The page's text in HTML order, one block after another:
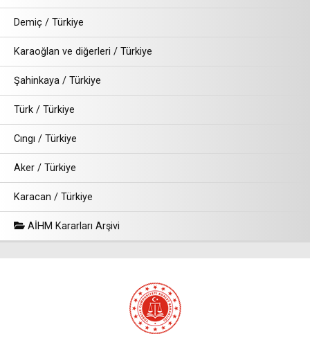
Demiç / Türkiye
Karaoğlan ve diğerleri / Türkiye
Şahinkaya / Türkiye
Türk / Türkiye
Cıngı / Türkiye
Aker / Türkiye
Karacan / Türkiye
AİHM Kararları Arşivi